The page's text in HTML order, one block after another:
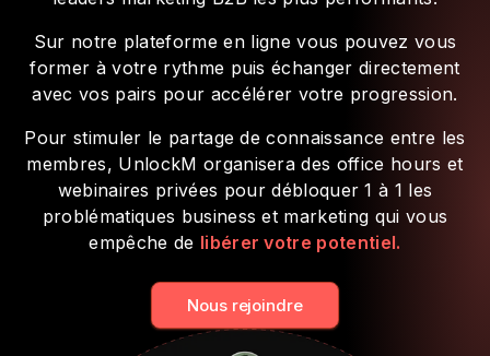
Sur notre plateforme en ligne vous pouvez vous
former à votre rythme puis échanger directement
avec vos pairs pour accélérer votre progression.
Pour stimuler le partage de connaissance entre les
membres, UnlockM organisera des office hours et
webinaires privées pour débloquer 1 à 1 les
problématiques business et marketing qui vous
empêche de libérer votre potentiel.
Nous rejoindre